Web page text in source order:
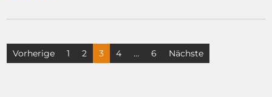
Seitennummerierung
der
Vorherige 1 2 3 4 … 6 Nächste